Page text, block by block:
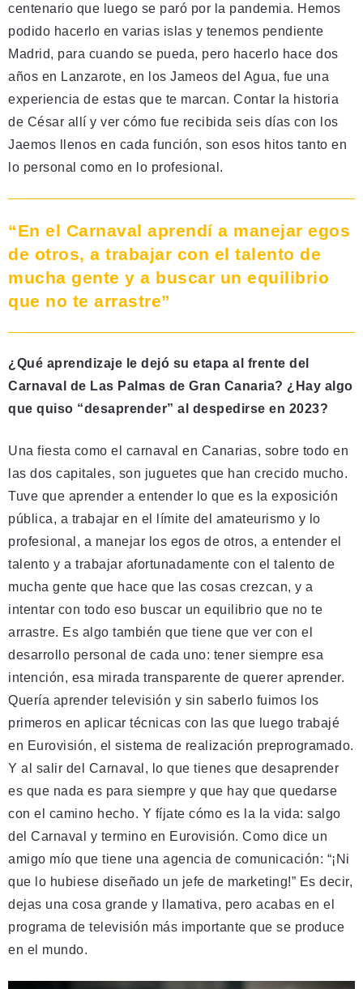
centenario que luego se paró por la pandemia. Hemos
podido hacerlo en varias islas y tenemos pendiente
Madrid, para cuando se pueda, pero hacerlo hace dos
años en Lanzarote, en los Jameos del Agua, fue una
experiencia de estas que te marcan. Contar la historia
de César allí y ver cómo fue recibida seis días con los
Jaemos llenos en cada función, son esos hitos tanto en
lo personal como en lo profesional.
“En el Carnaval aprendí a manejar egos
de otros, a trabajar con el talento de
mucha gente y a buscar un equilibrio
que no te arrastre”
¿Qué aprendizaje le dejó su etapa al frente del
Carnaval de Las Palmas de Gran Canaria? ¿Hay algo
que quiso “desaprender” al despedirse en 2023?
Una fiesta como el carnaval en Canarias, sobre todo en
las dos capitales, son juguetes que han crecido mucho.
Tuve que aprender a entender lo que es la exposición
pública, a trabajar en el límite del amateurismo y lo
profesional, a manejar los egos de otros, a entender el
talento y a trabajar afortunadamente con el talento de
mucha gente que hace que las cosas crezcan, y a
intentar con todo eso buscar un equilibrio que no te
arrastre. Es algo también que tiene que ver con el
desarrollo personal de cada uno: tener siempre esa
intención, esa mirada transparente de querer aprender.
Quería aprender televisión y sin saberlo fuimos los
primeros en aplicar técnicas con las que luego trabajé
en Eurovisión, el sistema de realización preprogramado.
Y al salir del Carnaval, lo que tienes que desaprender
es que nada es para siempre y que hay que quedarse
con el camino hecho. Y fíjate cómo es la la vida: salgo
del Carnaval y termino en Eurovisión. Como dice un
amigo mío que tiene una agencia de comunicación: “¡Ni
que lo hubiese diseñado un jefe de marketing!” Es decir,
dejas una cosa grande y llamativa, pero acabas en el
programa de televisión más importante que se produce
en el mundo.